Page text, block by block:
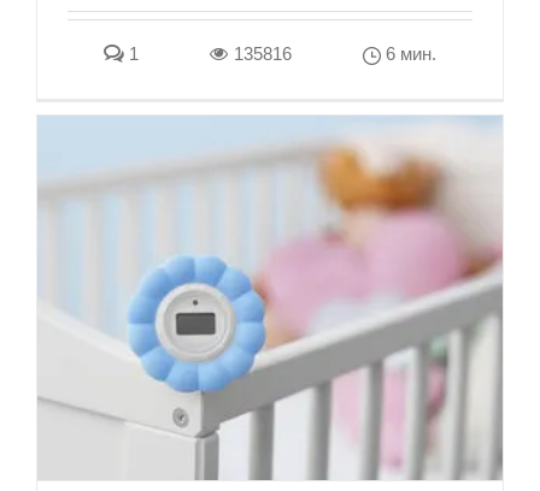
1 135816 6 мин.